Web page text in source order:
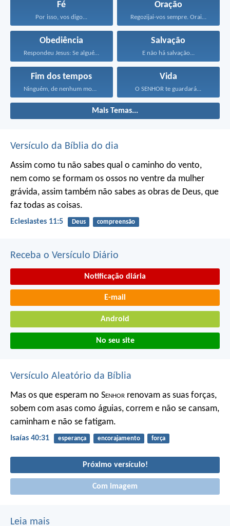
Fé
Por isso, vos digo...
Oração
Regozijai-vos sempre. Orai sem...
Obediência
Respondeu Jesus: Se alguém...
Salvação
E não há salvação...
Fim dos tempos
Ninguém, de nenhum modo...
Vida
O SENHOR te guardará...
Mais Temas...
Versículo da Bíblia do dia
Assim como tu não sabes qual o caminho do vento,
nem como se formam os ossos no ventre da mulher
grávida, assim também não sabes as obras de Deus, que
faz todas as coisas.
Eclesiastes 11:5 Deus compreensão
Receba o Versículo Diário
Notificação diária
E-mail
Android
No seu site
Versículo Aleatório da Bíblia
Mas os que esperam no Senhor renovam as suas forças,
sobem com asas como águias, correm e não se cansam,
caminham e não se fatigam.
Isaías 40:31 esperança encorajamento força
Próximo versículo!
Com imagem
Leia mais